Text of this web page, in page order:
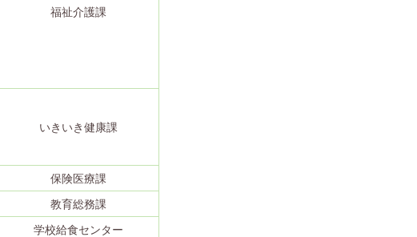
福祉介護課
いきいき健康課
保険医療課
教育総務課
学校給食センター